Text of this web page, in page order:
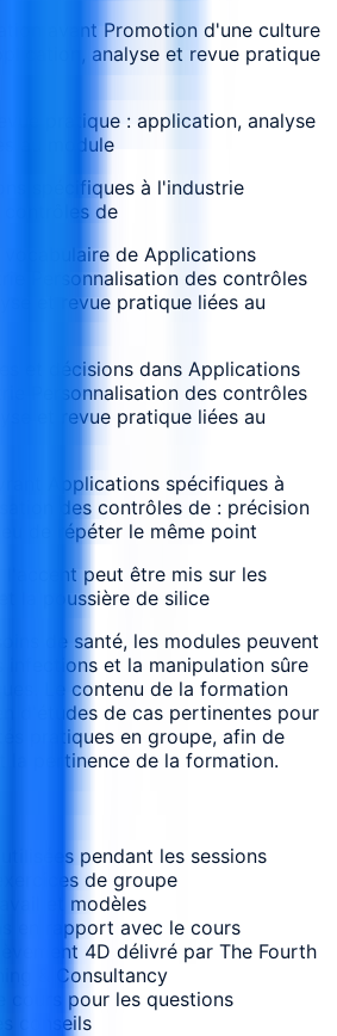
avant Promotion d'une culture
analyse et revue pratique
pratique : application, analyse
au module
spécifiques à l'industrie
contrôles de
de Applications
Personnalisation des contrôles
et revue pratique liées au
et décisions dans Applications
Personnalisation des contrôles
et revue pratique liées au
Applications spécifiques à
des contrôles de : précision
de répéter le même point
peut être mis sur les
la poussière de silice
de santé, les modules peuvent
et la manipulation sûre
Le contenu de la formation
d'études de cas pertinentes pour
pratiques en groupe, afin de
la pertinence de la formation.
pendant les sessions
de groupe
et modèles
en rapport avec le cours
4D délivré par The Fourth
& Consultancy
cours pour les questions
conseils